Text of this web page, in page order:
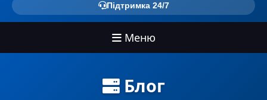
Підтримка 24/7
Меню
Блог